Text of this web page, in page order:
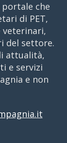
che
di PET,
del settore.
attualità,
e servizi
e non